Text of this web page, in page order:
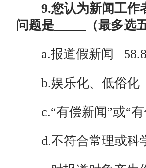
9.您认为新闻工作
问题是_____（最多选
a.报道假新闻
b.娱乐化、低俗化
c.“有偿新闻”或“有
d.不符合常理或科